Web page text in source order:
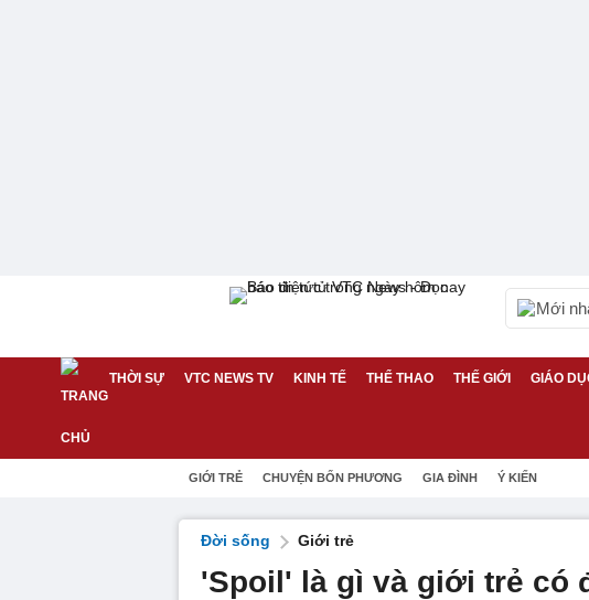
Mới
THỜI SỰ VTC NEWS TV KINH TẾ THỂ THAO THẾ GIỚI GIÁO
GIỚI TRẺ CHUYỆN BỐN PHƯƠNG GIA ĐÌNH Ý KIẾN
Đời sống Giới trẻ
'Spoil' là gì và giới trẻ có